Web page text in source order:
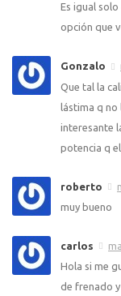
Es igual
opción que
Gonzalo
Que tal la
lástima q no
interesante
potencia q
roberto
muy bueno
carlos
Hola si me
de frenado